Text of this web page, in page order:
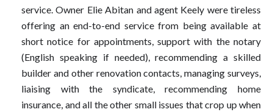
service. Owner Elie Abitan and agent Keely were tireless
offering an end-to-end service from being available at
short notice for appointments, support with the notary
(English speaking if needed), recommending a skilled
builder and other renovation contacts, managing surveys,
liaising with the syndicate, recommending home
insurance, and all the other small issues that crop up when